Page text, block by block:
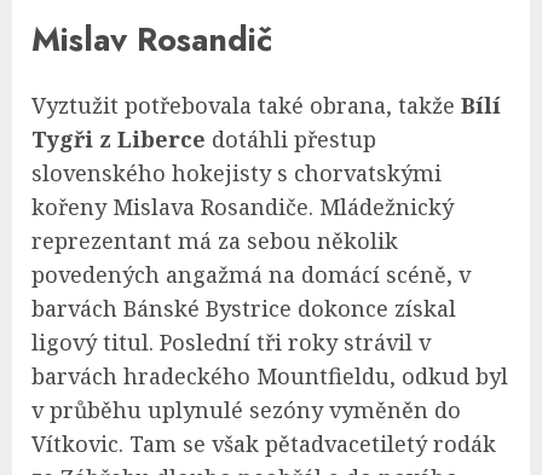
Mislav Rosandič
Vyztužit potřebovala také obrana, takže Bílí
Tygři z Liberce dotáhli přestup
slovenského hokejisty s chorvatskými
kořeny Mislava Rosandiče. Mládežnický
reprezentant má za sebou několik
povedených angažmá na domácí scéně, v
barvách Bánské Bystrice dokonce získal
ligový titul. Poslední tři roky strávil v
barvách hradeckého Mountfieldu, odkud byl
v průběhu uplynulé sezóny vyměněn do
Vítkovic. Tam se však pětadvacetiletý rodák